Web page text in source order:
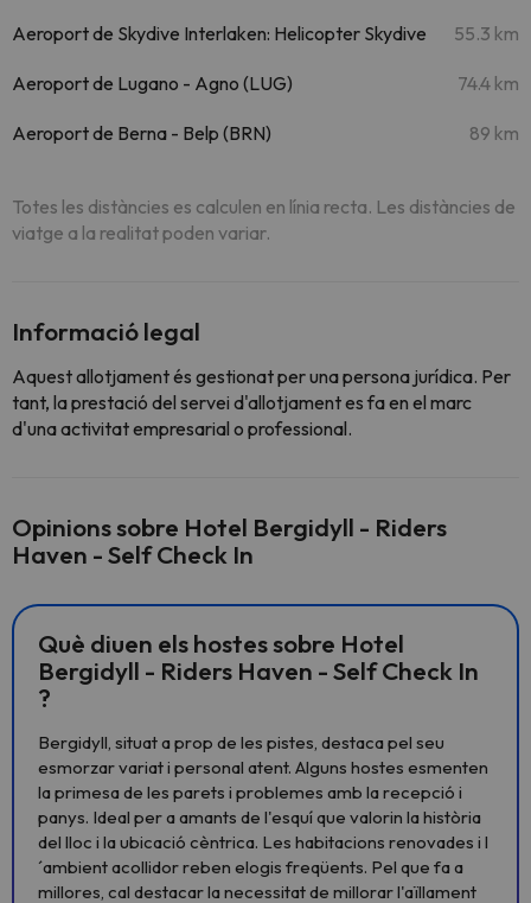
Aeroport de Skydive Interlaken: Helicopter Skydive 55.3 km
Aeroport de Lugano - Agno (LUG) 74.4 km
Aeroport de Berna - Belp (BRN) 89 km
Totes les distàncies es calculen en línia recta. Les distàncies de
viatge a la realitat poden variar.
Informació legal
Aquest allotjament és gestionat per una persona jurídica. Per
tant, la prestació del servei d'allotjament es fa en el marc
d'una activitat empresarial o professional.
Opinions sobre Hotel Bergidyll - Riders
Haven - Self Check In
Què diuen els hostes sobre Hotel
Bergidyll - Riders Haven - Self Check In
?
Bergidyll, situat a prop de les pistes, destaca pel seu
esmorzar variat i personal atent. Alguns hostes esmenten
la primesa de les parets i problemes amb la recepció i
panys. Ideal per a amants de l'esquí que valorin la història
del lloc i la ubicació cèntrica. Les habitacions renovades i l
´ambient acollidor reben elogis freqüents. Pel que fa a
millores, cal destacar la necessitat de millorar l'aïllament